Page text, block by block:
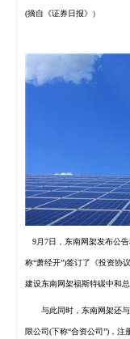
(摘自《证券日报》）
9月7日， 东南网架发布公告
称“萧经开”)签订了《投资协
建设东南网架福斯特碳中和
与此同时，东南网架还与
限公司(下称“合资公司”)，注